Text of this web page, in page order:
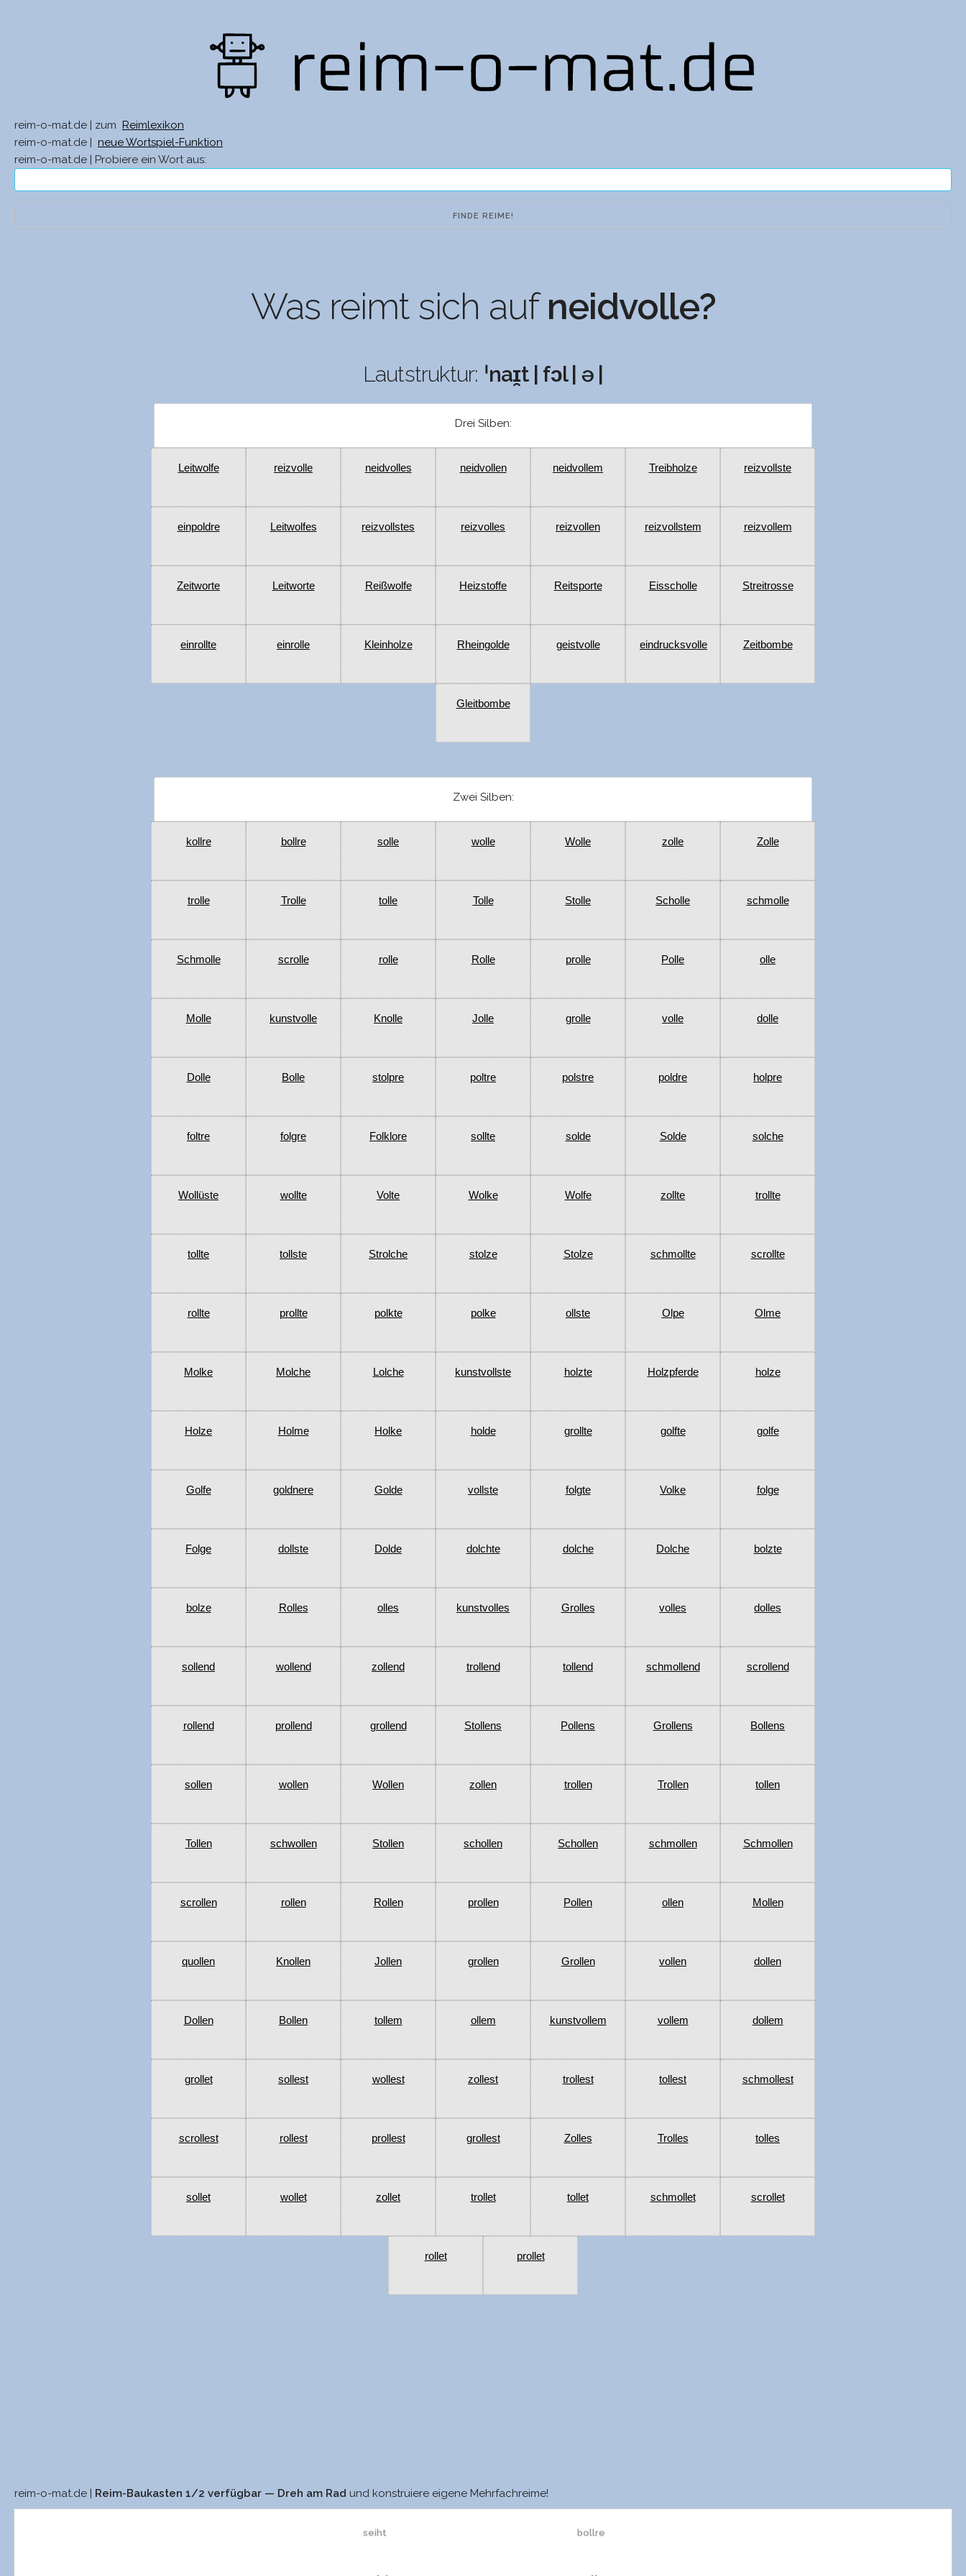
reim-o-mat.de | zum
Reimlexikon
reim-o-mat.de |
neue Wortspiel-Funktion
reim-o-mat.de | Probiere ein Wort aus:
Was reimt sich aufneidvolle?
Lautstruktur: ˈnaɪ̯t | fɔl | ə |
Drei Silben:
Leitwolfe reizvolle neidvolles neidvollen neidvollem Treibholze reizvollste
einpoldre Leitwolfes reizvollstes reizvolles reizvollen reizvollstem reizvollem
Zeitworte Leitworte Reißwolfe Heizstoffe Reitsporte Eisscholle Streitrosse
einrollte einrolle Kleinholze Rheingolde geistvolle eindrucksvolle Zeitbombe
Gleitbombe
Zwei Silben:
kollre bollre solle wolle Wolle zolle Zolle
trolle Trolle tolle Tolle Stolle Scholle schmolle
Schmolle scrolle rolle Rolle prolle Polle olle
Molle kunstvolle Knolle Jolle grolle volle dolle
Dolle Bolle stolpre poltre polstre poldre holpre
foltre folgre Folklore sollte solde Solde solche
Wollüste wollte Volte Wolke Wolfe zollte trollte
tollte tollste Strolche stolze Stolze schmollte scrollte
rollte prollte polkte polke ollste Olpe Olme
Molke Molche Lolche kunstvollste holzte Holzpferde holze
Holze Holme Holke holde grollte golfte golfe
Golfe goldnere Golde vollste folgte Volke folge
Folge dollste Dolde dolchte dolche Dolche bolzte
bolze Rolles olles kunstvolles Grolles volles dolles
sollend wollend zollend trollend tollend schmollend scrollend
rollend prollend grollend Stollens Pollens Grollens Bollens
sollen wollen Wollen zollen trollen Trollen tollen
Tollen schwollen Stollen schollen Schollen schmollen Schmollen
scrollen rollen Rollen prollen Pollen ollen Mollen
quollen Knollen Jollen grollen Grollen vollen dollen
Dollen Bollen tollem ollem kunstvollem vollem dollem
grollet sollest wollest zollest trollest tollest schmollest
scrollest rollest prollest grollest Zolles Trolles tolles
sollet wollet zollet trollet tollet schmollet scrollet
rollet prollet
reim-o-mat.de | Reim-Baukasten 1/2 verfügbar — Dreh am Rad und konstruiere eigene Mehrfachreime!
seiht bollre